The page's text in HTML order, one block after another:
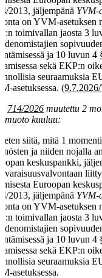
2013, jäljempänä YVM-
on YVM-asetuksen
toimivallan jaosta 3
ja 10 luvun 4
sekä EKP:n
seuraamuksia
asetuksessa.
714/2026 muutettu 2
kuuluu:
siitä, mitä 1
ja niiden nojalla
keskuspankki,
Euroopan
2013, jäljempänä YVM-
on YVM-asetuksen
toimivallan jaosta 3
ja 10 luvun 4
sekä EKP:n
seuraamuksia
asetuksessa.